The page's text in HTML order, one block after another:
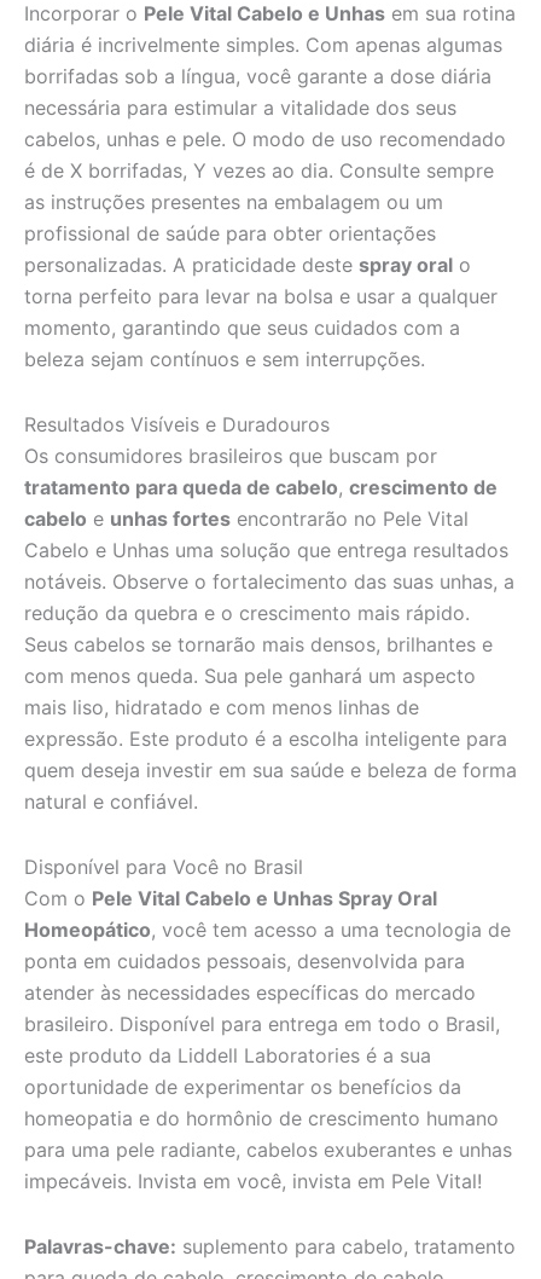
Incorporar o Pele Vital Cabelo e Unhas em sua rotina
diária é incrivelmente simples. Com apenas algumas
borrifadas sob a língua, você garante a dose diária
necessária para estimular a vitalidade dos seus
cabelos, unhas e pele. O modo de uso recomendado
é de X borrifadas, Y vezes ao dia. Consulte sempre
as instruções presentes na embalagem ou um
profissional de saúde para obter orientações
personalizadas. A praticidade deste spray oral o
torna perfeito para levar na bolsa e usar a qualquer
momento, garantindo que seus cuidados com a
beleza sejam contínuos e sem interrupções.
Resultados Visíveis e Duradouros
Os consumidores brasileiros que buscam por
tratamento para queda de cabelo, crescimento de
cabelo e unhas fortes encontrarão no Pele Vital
Cabelo e Unhas uma solução que entrega resultados
notáveis. Observe o fortalecimento das suas unhas, a
redução da quebra e o crescimento mais rápido.
Seus cabelos se tornarão mais densos, brilhantes e
com menos queda. Sua pele ganhará um aspecto
mais liso, hidratado e com menos linhas de
expressão. Este produto é a escolha inteligente para
quem deseja investir em sua saúde e beleza de forma
natural e confiável.
Disponível para Você no Brasil
Com o Pele Vital Cabelo e Unhas Spray Oral
Homeopático, você tem acesso a uma tecnologia de
ponta em cuidados pessoais, desenvolvida para
atender às necessidades específicas do mercado
brasileiro. Disponível para entrega em todo o Brasil,
este produto da Liddell Laboratories é a sua
oportunidade de experimentar os benefícios da
homeopatia e do hormônio de crescimento humano
para uma pele radiante, cabelos exuberantes e unhas
impecáveis. Invista em você, invista em Pele Vital!
Palavras-chave: suplemento para cabelo, tratamento